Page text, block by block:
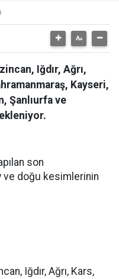
Iğdır, Ağrı,
Kayseri,
Şanlıurfa ve
son
doğu kesimlerinin
Iğdır, Ağrı, Kars,